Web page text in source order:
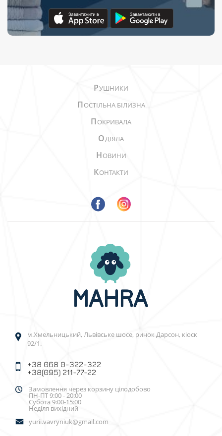
РУШНИКИ
ПОСТІЛЬНА БІЛИЗНА
ПОКРИВАЛА
ОДІЯЛА
НОВИНИ
КОНТАКТИ
м.Хмельницький, Львівське шосе, ринок Дарсон, кіоск
92/1.
+38 068 0-322-322
+38(095) 211-77-22
Замовлення через корзину цілодобово
ПН-ПТ 9:00 - 20:00
Субота 9:00-15:00
Неділя вихідний
yurii.vavryniuk@gmail.com